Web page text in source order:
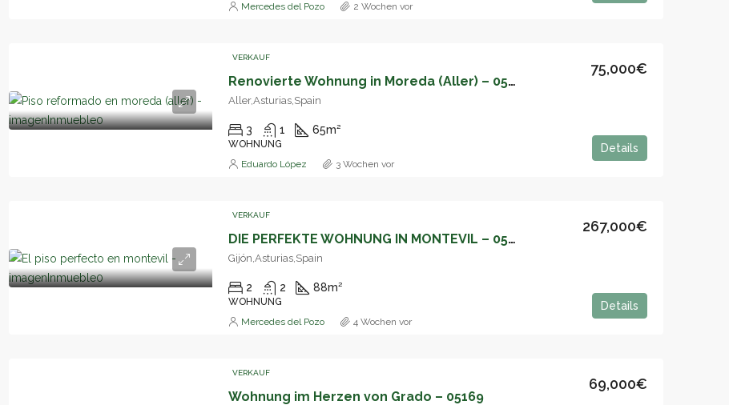
Mercedes del Pozo 2 Wochen vor
VERKAUF
Renovierte Wohnung in Moreda (Aller) – 05174
75,000€
Aller,Asturias,Spain
3 1 65m²
WOHNUNG Details
Eduardo López 3 Wochen vor
VERKAUF
DIE PERFEKTE WOHNUNG IN MONTEVIL – 05172
267,000€
Gijón,Asturias,Spain
2 2 88m²
WOHNUNG Details
Mercedes del Pozo 4 Wochen vor
VERKAUF
Wohnung im Herzen von Grado – 05169
69,000€